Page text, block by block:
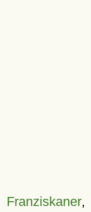
Franziskaner,